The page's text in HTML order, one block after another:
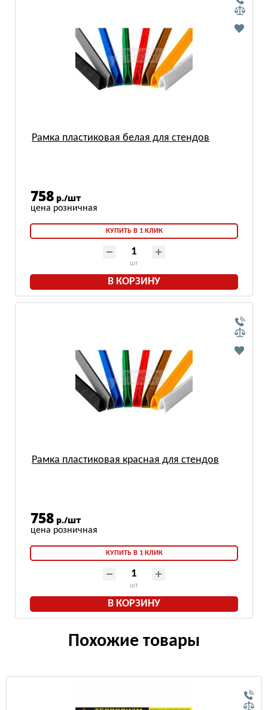
Рамка пластиковая белая для стендов
758 р./шт
КУПИТЬ В 1 КЛИК
шт
В КОРЗИНУ
Рамка пластиковая красная для стендов
758 р./шт
КУПИТЬ В 1 КЛИК
шт
В КОРЗИНУ
Похожие товары